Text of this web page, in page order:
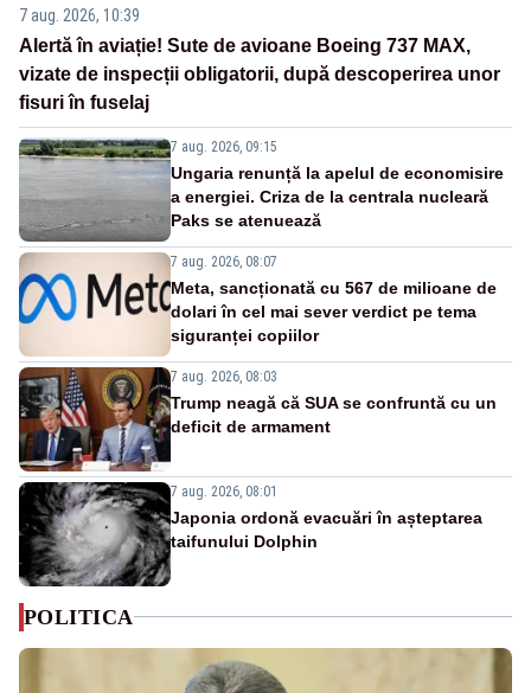
7 aug. 2026, 10:39
Alertă în aviație! Sute de avioane Boeing 737 MAX,
vizate de inspecții obligatorii, după descoperirea unor
fisuri în fuselaj
7 aug. 2026, 09:15
Ungaria renunță la apelul de economisire
a energiei. Criza de la centrala nucleară
Paks se atenuează
7 aug. 2026, 08:07
Meta, sancționată cu 567 de milioane de
dolari în cel mai sever verdict pe tema
siguranței copiilor
7 aug. 2026, 08:03
Trump neagă că SUA se confruntă cu un
deficit de armament
7 aug. 2026, 08:01
Japonia ordonă evacuări în așteptarea
taifunului Dolphin
POLITICA